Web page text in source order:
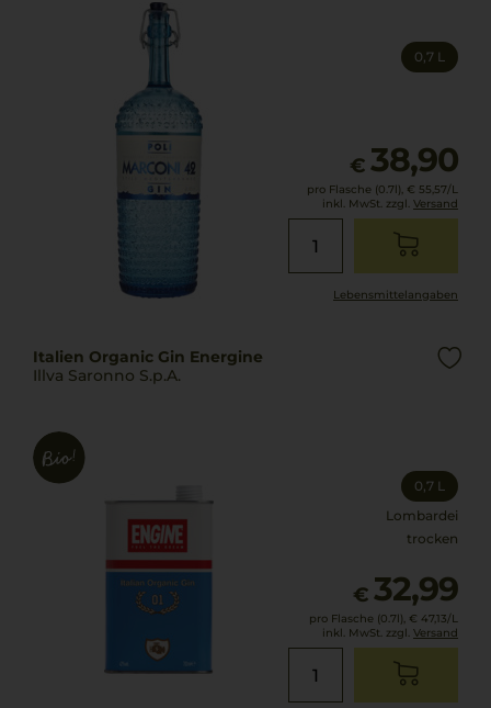
0,7 L
€ 38,90
pro Flasche (0.7l), € 55,57/L
inkl. MwSt. zzgl. Versand
Lebensmittel­angaben
Italien Organic Gin Energine
Illva Saronno S.p.A.
0,7 L
Lombardei
trocken
€ 32,99
pro Flasche (0.7l), € 47,13/L
inkl. MwSt. zzgl. Versand